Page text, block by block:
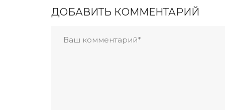
ДОБАВИТЬ КОММЕНТАРИЙ